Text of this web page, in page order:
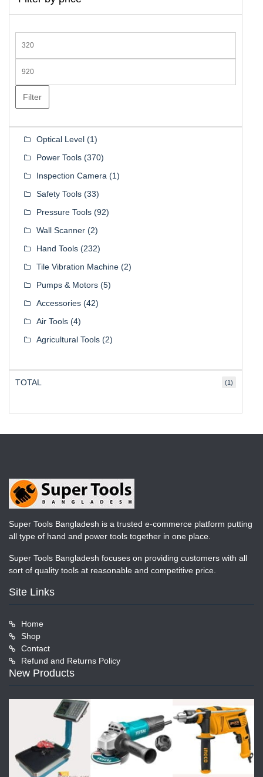
price
price
Filter
Optical Level (1)
Power Tools (370)
Inspection Camera (1)
Safety Tools (33)
Pressure Tools (92)
Wall Scanner (2)
Hand Tools (232)
Tile Vibration Machine (2)
Pumps & Motors (5)
Accessories (42)
Air Tools (4)
Agricultural Tools (2)
TOTAL (1)
Super Tools Bangladesh is a trusted e-commerce platform putting
all type of hand and power tools together in one place.
Super Tools Bangladesh focuses on providing customers with all
sort of quality tools at reasonable and competitive price.
Site Links
Home
Shop
Contact
Refund and Returns Policy
New Products